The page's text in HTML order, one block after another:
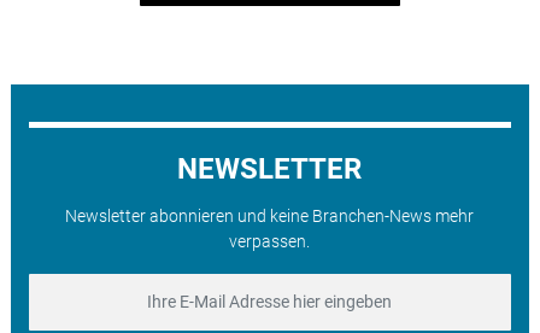
NEWSLETTER
Newsletter abonnieren und keine Branchen-News mehr
verpassen.